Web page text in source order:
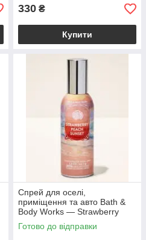
330 ₴
Купити
Спрей для оселі,
приміщення та авто Bath &
Body Works — Strawberry
Peach Sunset Concentrated
Room Spray / 42,5
Готово до відправки